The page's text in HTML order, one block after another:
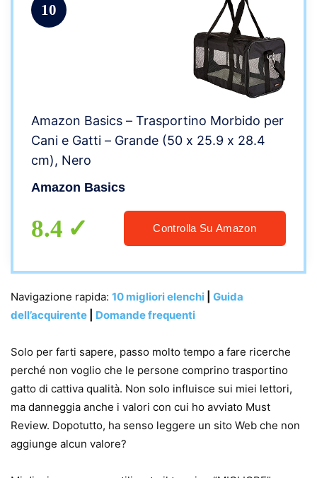
10
Amazon Basics – Trasportino Morbido per
Cani e Gatti – Grande (50 x 25.9 x 28.4
cm), Nero
Amazon Basics
8.4 Controlla Su Amazon
Navigazione rapida: 10 migliori elenchi
Guida
dell’acquirente
Domande frequenti
Solo per farti sapere, passo molto tempo a fare ricerche
perché non voglio che le persone comprino trasportino
gatto di cattiva qualità. Non solo influisce sui miei lettori,
ma danneggia anche i valori con cui ho avviato Must
Review. Dopotutto, ha senso leggere un sito Web che non
aggiunge alcun valore?